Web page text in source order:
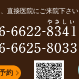
直接医院にご来院下さい
約